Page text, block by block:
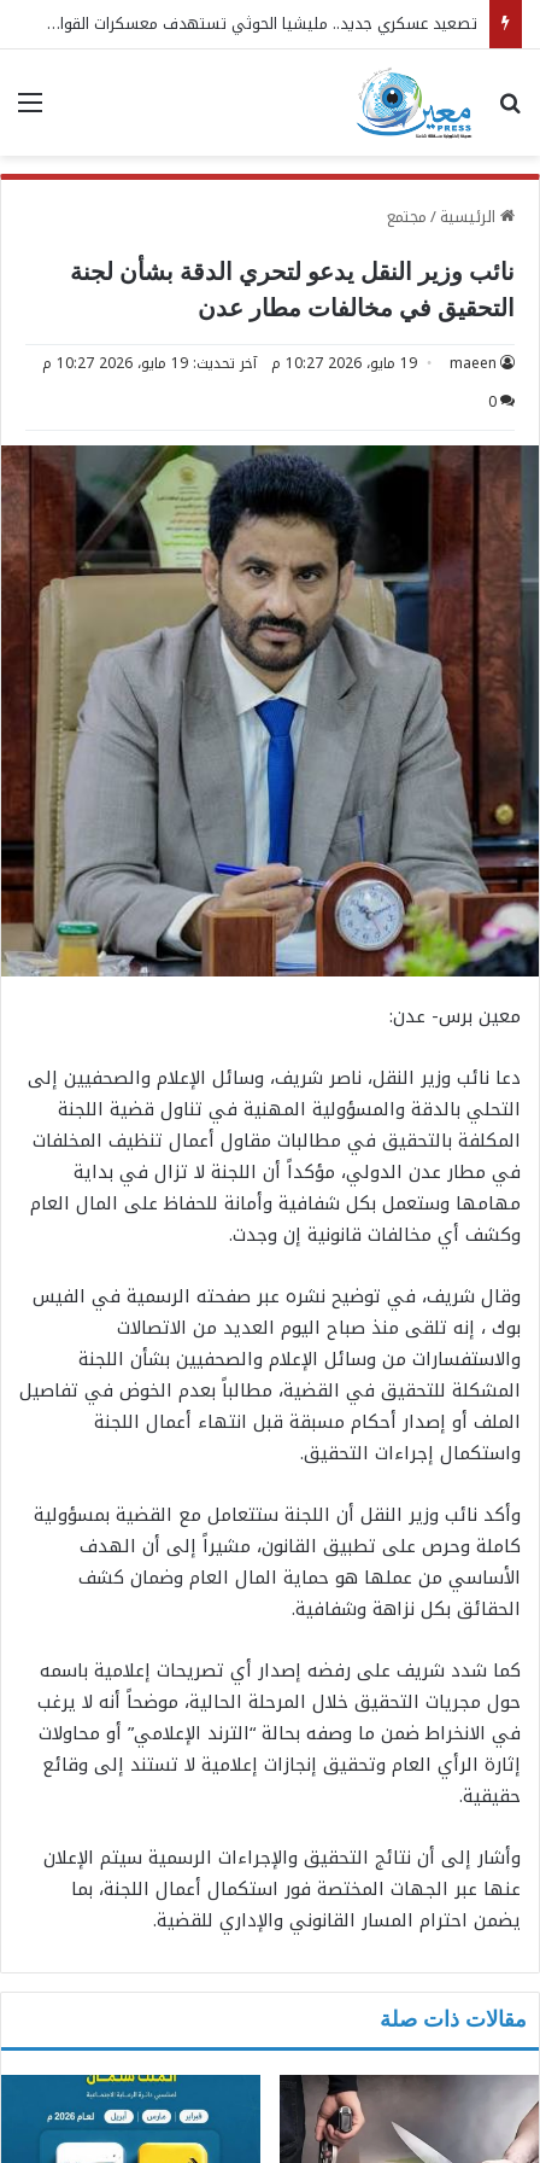
تصعيد عسكري جديد.. مليشيا الحوثي تستهدف معسكرات القوات المسلحة
بحث عن
الرئيسية/مجتمع
نائب وزير النقل يدعو لتحري الدقة بشأن لجنة
التحقيق في مخالفات مطار عدن
maeen 19 مايو، 2026 10:27 م
آخر تحديث: 19 مايو، 2026 10:27 م
0
معين برس- عدن:
دعا نائب وزير النقل، ناصر شريف، وسائل الإعلام والصحفيين إلى
التحلي بالدقة والمسؤولية المهنية في تناول قضية اللجنة
المكلفة بالتحقيق في مطالبات مقاول أعمال تنظيف المخلفات
في مطار عدن الدولي، مؤكداً أن اللجنة لا تزال في بداية
مهامها وستعمل بكل شفافية وأمانة للحفاظ على المال العام
وكشف أي مخالفات قانونية إن وجدت.
وقال شريف، في توضيح نشره عبر صفحته الرسمية في الفيس
بوك ، إنه تلقى منذ صباح اليوم العديد من الاتصالات
والاستفسارات من وسائل الإعلام والصحفيين بشأن اللجنة
المشكلة للتحقيق في القضية، مطالباً بعدم الخوض في تفاصيل
الملف أو إصدار أحكام مسبقة قبل انتهاء أعمال اللجنة
واستكمال إجراءات التحقيق.
وأكد نائب وزير النقل أن اللجنة ستتعامل مع القضية بمسؤولية
كاملة وحرص على تطبيق القانون، مشيراً إلى أن الهدف
الأساسي من عملها هو حماية المال العام وضمان كشف
الحقائق بكل نزاهة وشفافية.
كما شدد شريف على رفضه إصدار أي تصريحات إعلامية باسمه
حول مجريات التحقيق خلال المرحلة الحالية، موضحاً أنه لا يرغب
في الانخراط ضمن ما وصفه بحالة “الترند الإعلامي” أو محاولات
إثارة الرأي العام وتحقيق إنجازات إعلامية لا تستند إلى وقائع
حقيقية.
وأشار إلى أن نتائج التحقيق والإجراءات الرسمية سيتم الإعلان
عنها عبر الجهات المختصة فور استكمال أعمال اللجنة، بما
يضمن احترام المسار القانوني والإداري للقضية.
مقالات ذات صلة